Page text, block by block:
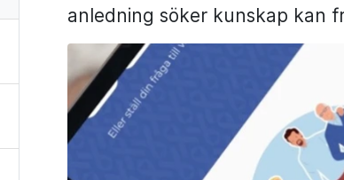
anledning söker kunskap kan